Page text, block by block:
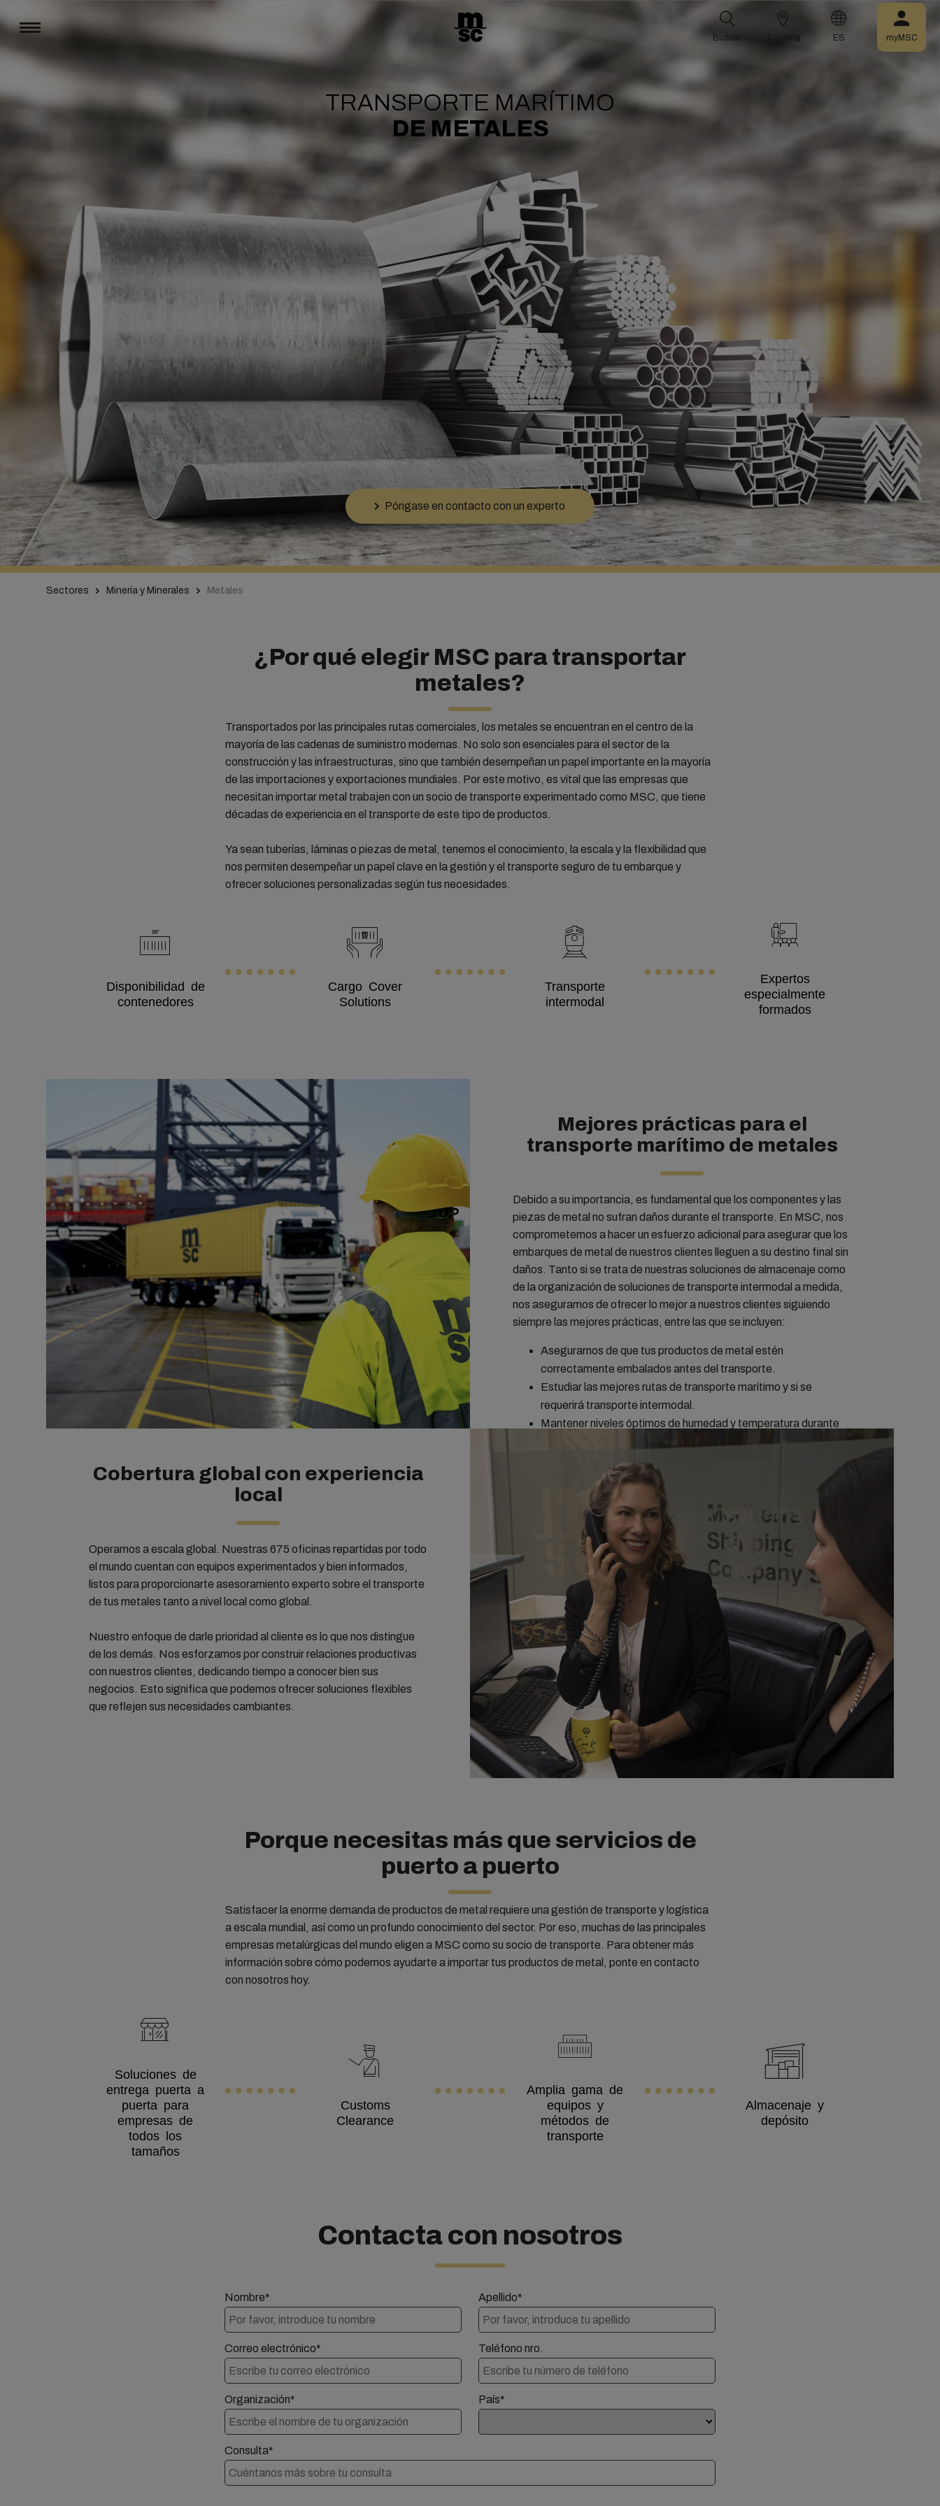
TRANSPORTE MARÍTIMO
DE METALES
Póngase en contacto con un experto
Buscar Tracking ES myMSC
Sectores Minería y Minerales Metales
¿Por qué elegir MSC para transportar
metales?
Transportados por las principales rutas comerciales, los metales se encuentran en el centro de la
mayoría de las cadenas de suministro modernas. No solo son esenciales para el sector de la
construcción y las infraestructuras, sino que también desempeñan un papel importante en la mayoría
de las importaciones y exportaciones mundiales. Por este motivo, es vital que las empresas que
necesitan importar metal trabajen con un socio de transporte experimentado como MSC, que tiene
décadas de experiencia en el transporte de este tipo de productos.
Ya sean tuberías, láminas o piezas de metal, tenemos el conocimiento, la escala y la flexibilidad que
nos permiten desempeñar un papel clave en la gestión y el transporte seguro de tu embarque y
ofrecer soluciones personalizadas según tus necesidades.
Disponibilidad de
contenedores
Cargo Cover
Solutions
Transporte
intermodal
Expertos
especialmente
formados
Mejores prácticas para el
transporte marítimo de metales
Debido a su importancia, es fundamental que los componentes y las
piezas de metal no sufran daños durante el transporte. En MSC, nos
comprometemos a hacer un esfuerzo adicional para asegurar que los
embarques de metal de nuestros clientes lleguen a su destino final sin
daños. Tanto si se trata de nuestras soluciones de almacenaje como
de la organización de soluciones de transporte intermodal a medida,
nos aseguramos de ofrecer lo mejor a nuestros clientes siguiendo
siempre las mejores prácticas, entre las que se incluyen:
Asegurarnos de que tus productos de metal estén
correctamente embalados antes del transporte.
Estudiar las mejores rutas de transporte marítimo y si se
requerirá transporte intermodal.
Mantener niveles óptimos de humedad y temperatura durante
Cobertura global con experiencia
local
Operamos a escala global. Nuestras 675 oficinas repartidas por todo
el mundo cuentan con equipos experimentados y bien informados,
listos para proporcionarte asesoramiento experto sobre el transporte
de tus metales tanto a nivel local como global.
Nuestro enfoque de darle prioridad al cliente es lo que nos distingue
de los demás. Nos esforzamos por construir relaciones productivas
con nuestros clientes, dedicando tiempo a conocer bien sus
negocios. Esto significa que podemos ofrecer soluciones flexibles
que reflejen sus necesidades cambiantes.
Porque necesitas más que servicios de
puerto a puerto
Satisfacer la enorme demanda de productos de metal requiere una gestión de transporte y logística
a escala mundial, así como un profundo conocimiento del sector. Por eso, muchas de las principales
empresas metalúrgicas del mundo eligen a MSC como su socio de transporte. Para obtener más
información sobre cómo podemos ayudarte a importar tus productos de metal, ponte en contacto
con nosotros hoy.
Soluciones de
entrega puerta a
puerta para
empresas de
todos los
tamaños
Customs
Clearance
Amplia gama de
equipos y
métodos de
transporte
Almacenaje y
depósito
Contacta con nosotros
Nombre* Apellido*
Correo electrónico* Teléfono nro.
Organización* País*
Consulta*